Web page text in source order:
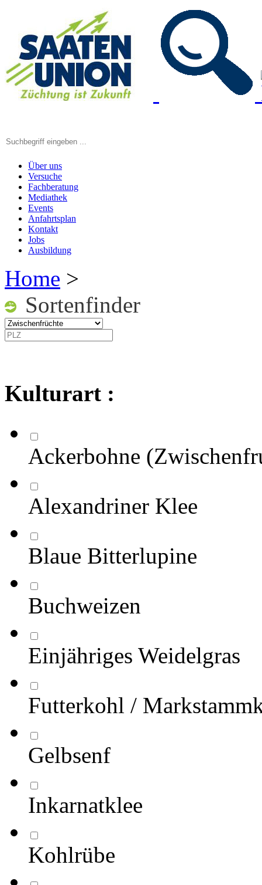
Über uns
Versuche
Fachberatung
Mediathek
Events
Anfahrtsplan
Kontakt
Jobs
Ausbildung
Home >
Sortenfinder
Kulturart :
Ackerbohne
Alexandriner Klee
Blaue Bitterlupine
Buchweizen
Einjähriges Weidelgras
Futterkohl /
Gelbsenf
Inkarnatklee
Kohlrübe